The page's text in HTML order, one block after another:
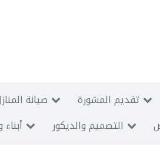
صيانة تقديم المشورة
التصميم والديكور